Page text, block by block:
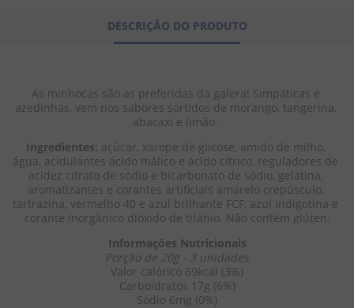
DESCRIÇÃO DO PRODUTO
As minhocas são as preferidas da galera! Simpáticas e
azedinhas, vem nos sabores sortidos de morango, tangerina,
abacaxi e limão.
Ingredientes: açúcar, xarope de glicose, amido de milho,
água, acidulantes ácido málico e ácido cítrico, reguladores de
acidez citrato de sódio e bicarbonato de sódio, gelatina,
aromatizantes e corantes artificiais amarelo crepúsculo,
tartrazina, vermelho 40 e azul brilhante FCF, azul indigotina e
corante inorgânico dióxido de titânio. Não contém glúten.
Informações Nutricionais
Porção de 20g - 3 unidades
Valor calórico 69kcal (3%)
Carboidratos 17g (6%)
Sódio 6mg (0%)